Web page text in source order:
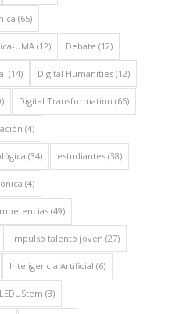
(65)
UMA(12) Debate (12)
(14) Digital Humanities (12)
Digital Transformation (66)
(4)
(34) estudiantes (38)
(4)
(49)
impulso talento joven (27)
Inteligencia Artificial (6)
LEDUStem (3)